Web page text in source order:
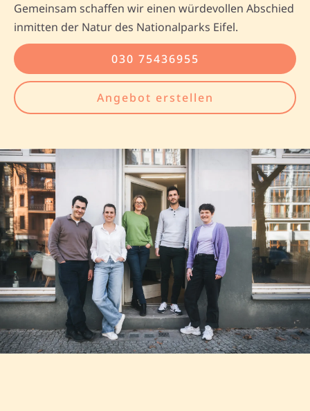
Gemeinsam schaffen wir einen würdevollen Abschied
inmitten der Natur des Nationalparks Eifel.
030 75436955
Angebot erstellen